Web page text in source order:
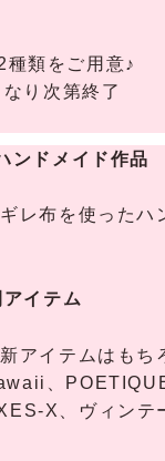
種類をご用意♪
り次第終了
ドメイド作品
レ布を使ったハ
イテム
アイテムはもち
、
X、ヴィンテ